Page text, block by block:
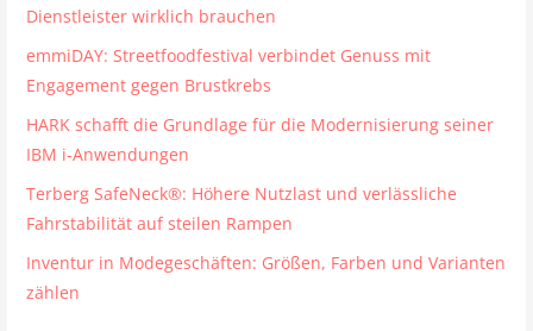
Dienstleister wirklich brauchen
emmiDAY: Streetfoodfestival verbindet Genuss mit
Engagement gegen Brustkrebs
HARK schafft die Grundlage für die Modernisierung seiner
IBM i-Anwendungen
Terberg SafeNeck®: Höhere Nutzlast und verlässliche
Fahrstabilität auf steilen Rampen
Inventur in Modegeschäften: Größen, Farben und Varianten
zählen